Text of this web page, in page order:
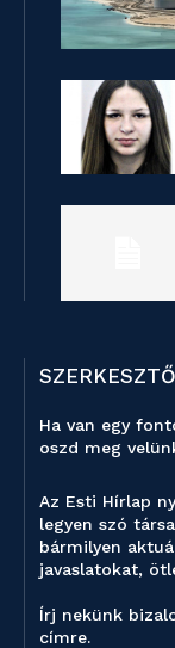
Ha van egy
oszd meg
Az Esti Hírlap
legyen szó
bármilyen
javaslatokat,
Írj nekünk
címre.